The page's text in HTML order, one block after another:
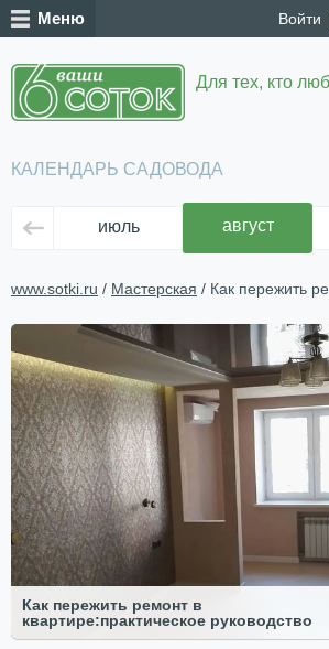
Войти
Меню
Для тех, кто
КАЛЕНДАРЬ САДОВОДА
июль август
www.sotki.ru / Мастерская / Как пережить
Как пережить ремонт в
квартире:практическое руководство